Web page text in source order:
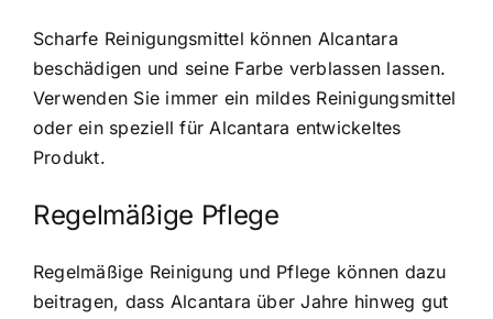
Scharfe Reinigungsmittel können Alcantara
beschädigen und seine Farbe verblassen lassen.
Verwenden Sie immer ein mildes Reinigungsmittel
oder ein speziell für Alcantara entwickeltes
Produkt.
Regelmäßige Pflege
Regelmäßige Reinigung und Pflege können dazu
beitragen, dass Alcantara über Jahre hinweg gut